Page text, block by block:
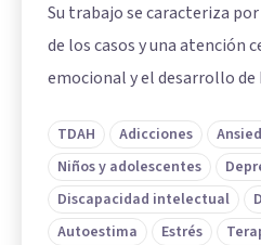
Su trabajo se caracteriza
de los casos y una atención
emocional y el desarrollo de
TDAH Adicciones
Niños y adolescentes
Discapacidad intelectual
Autoestima
Estrés